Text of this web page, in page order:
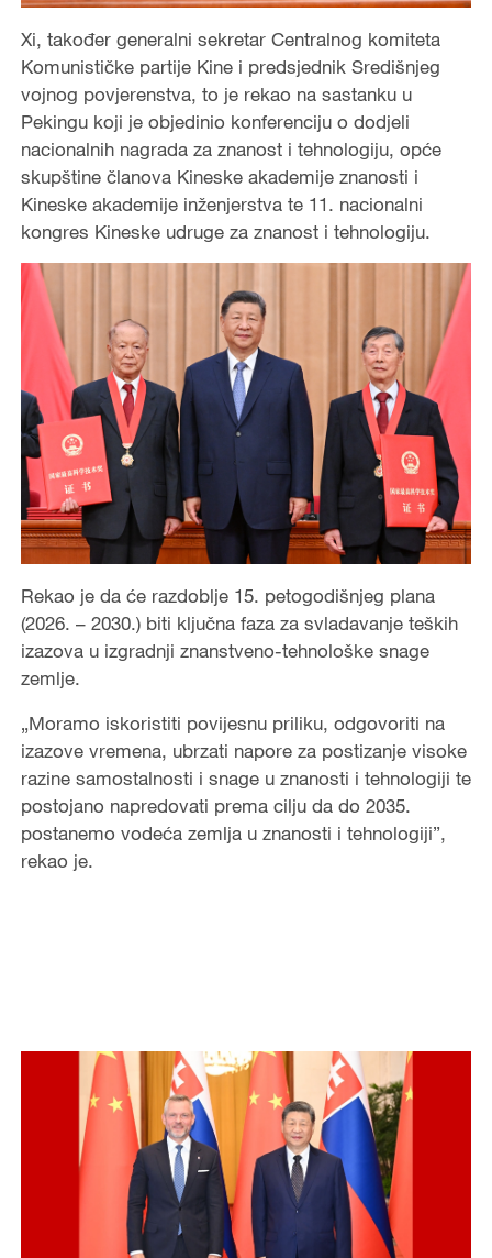
Xi, također generalni sekretar Centralnog komiteta
Komunističke partije Kine i predsjednik Središnjeg
vojnog povjerenstva, to je rekao na sastanku u
Pekingu koji je objedinio konferenciju o dodjeli
nacionalnih nagrada za znanost i tehnologiju, opće
skupštine članova Kineske akademije znanosti i
Kineske akademije inženjerstva te 11. nacionalni
kongres Kineske udruge za znanost i tehnologiju.
Rekao je da će razdoblje 15. petogodišnjeg plana
(2026. – 2030.) biti ključna faza za svladavanje teških
izazova u izgradnji znanstveno-tehnološke snage
zemlje.
„Moramo iskoristiti povijesnu priliku, odgovoriti na
izazove vremena, ubrzati napore za postizanje visoke
razine samostalnosti i snage u znanosti i tehnologiji te
postojano napredovati prema cilju da do 2035.
postanemo vodeća zemlja u znanosti i tehnologiji”,
rekao je.